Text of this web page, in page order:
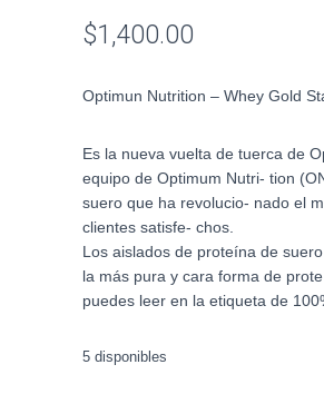
$1,400.00
Optimun Nutrition – Whey Gold
Es la nueva vuelta de tuerca de
equipo de Optimum Nutri- tion
suero que ha revolucio- nado el
clientes satisfe- chos.
Los aislados de proteína de
la más pura y cara forma de
puedes leer en la etiqueta de
5 disponibles